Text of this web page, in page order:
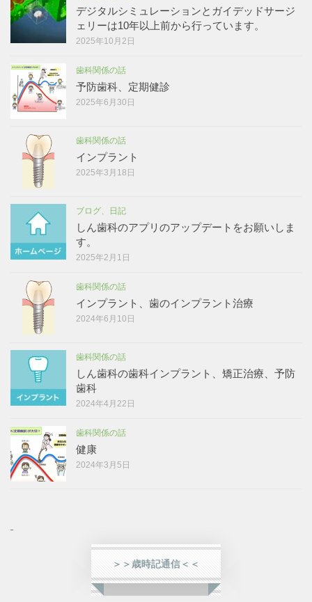
デジタルシミュレーションとガイデッドサージ
ェリーは10年以上前から行っています。
2025年10月2日
歯科関係の話
予防歯科、定期健診
2025年6月30日
歯科関係の話
インプラント
2025年3月18日
ブログ、日記
しん歯科のアプリのアップデートをお願いしま
す。
2025年2月1日
歯科関係の話
インプラント、歯のインプラント治療
2024年6月10日
歯科関係の話
しん歯科の歯科インプラント、矯正治療、予防
歯科
2024年4月22日
歯科関係の話
健康
2024年3月5日
＞＞歳時記通信＜＜